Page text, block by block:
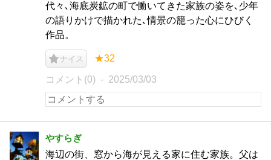
代々､海底炭鉱の町で働いてきた家族の姿を､少年
の語りかけで描かれた､情景の籠った心にひびく
作品。
ナイス ★32
コメント(0) 2025/03/03
やすらぎ
海辺の街、窓から海が見える家に住む家族。父は